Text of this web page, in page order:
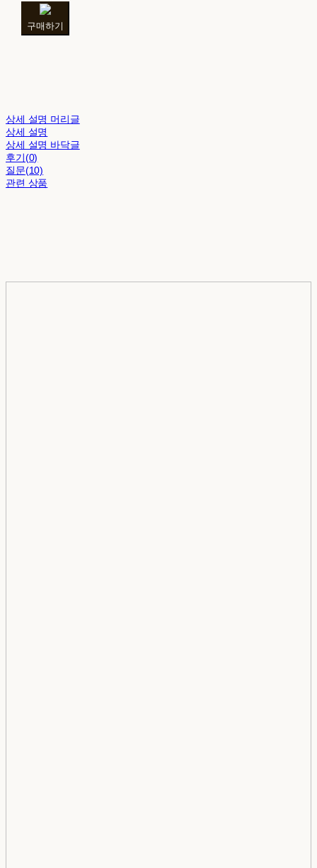
구매하기
상세 설명 머리글
상세 설명
상세 설명 바닥글
후기(0)
질문(10)
관련 상품